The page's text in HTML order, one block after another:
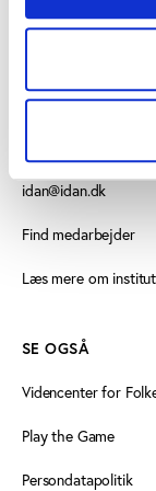
Vester Allé 8B, 3.
idan@idan.dk
Find medarbejder
Læs mere om
SE OGSÅ
Videncenter for
Play the Game
Persondatapolitik